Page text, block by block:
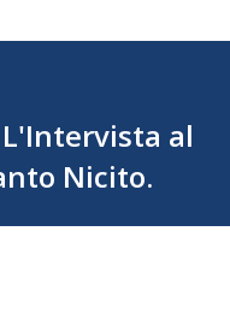
al
Nicito.